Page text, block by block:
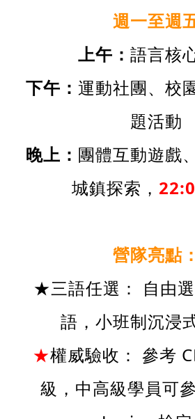
週一至週
上午： 語言核
下午： 運動社團、校
題活動
晚上： 團體互動遊戲
城鎮探索，
營隊亮點：
★三語任選： 自由
語，小班制沉浸
★權威驗收： 參考
級，中高級學員可